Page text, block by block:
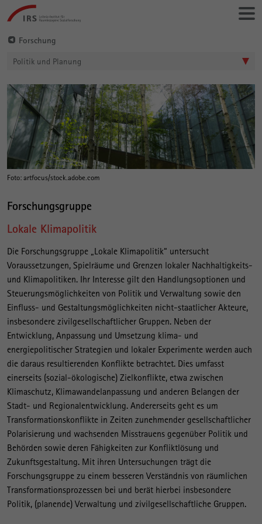
Gehe
direkt
zu:
Leibniz-
Institut
für
Raumbezogene
Sozialforschung
Forschung
Politik und Planung
Hauptinhalt
L
o
a
e
K
i
m
a
p
o
l
i
t
i
k
Foto: artfocus/stock.adobe.com
Forschungsgruppe
Lokale Klimapolitik
Die Forschungsgruppe „Lokale Klimapolitik“ untersucht
Voraussetzungen, Spielräume und Grenzen lokaler Nachhaltigkeits-
und Klimapolitiken. Ihr Interesse gilt den Handlungsoptionen und
Steuerungsmöglichkeiten von Politik und Verwaltung sowie den
Einfluss- und Gestaltungsmöglichkeiten nicht-staatlicher Akteure,
insbesondere zivilgesellschaftlicher Gruppen. Neben der
Entwicklung, Anpassung und Umsetzung klima- und
energiepolitischer Strategien und lokaler Experimente werden auch
die daraus resultierenden Konflikte betrachtet. Dies umfasst
einerseits (sozial-ökologische) Zielkonflikte, etwa zwischen
Klimaschutz, Klimawandelanpassung und anderen Belangen der
Stadt- und Regionalentwicklung. Andererseits geht es um
Transformationskonflikte in Zeiten zunehmender gesellschaftlicher
Polarisierung und wachsenden Misstrauens gegenüber Politik und
Behörden sowie deren Fähigkeiten zur Konfliktlösung und
Zukunftsgestaltung. Mit ihren Untersuchungen trägt die
Forschungsgruppe zu einem besseren Verständnis von räumlichen
Transformationsprozessen bei und berät hierbei insbesondere
Politik, (planende) Verwaltung und zivilgesellschaftliche Gruppen.